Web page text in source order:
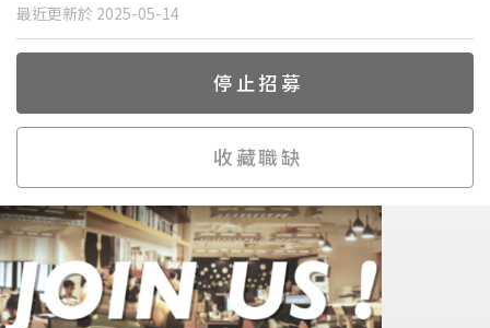
最近更新於 2025-05-14
停止招募
收藏職缺